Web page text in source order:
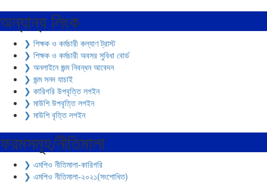
অন্যান্য লিংক
❯ শিক্ষক ও কর্মচারী কল্যাণ ট্রাস্ট
❯ শিক্ষক ও কর্মচারী অবসর সুবিধা বোর্ড
❯ অনলাইনে জন্ম নিবন্ধন আবেদন
❯ জন্ম সনদ যাচাই
❯ কারিগরি উপবৃত্তি লগইন
❯ মাউশি উপবৃত্তি লগইন
❯ মাউশি বৃত্তি লগইন
ফরমসমূহ/নীতিমালা
❯ এমপিও নীতিমালা-কারিগরি
❯ এমপিও নীতিমালা-২০২১(সংশোধিত)